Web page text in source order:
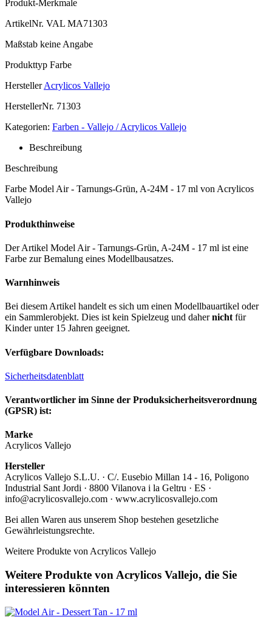
Produkt-Merkmale
ArtikelNr. VAL MA71303
Maßstab keine Angabe
Produkttyp Farbe
Hersteller Acrylicos Vallejo
HerstellerNr. 71303
Kategorien: Farben - Vallejo / Acrylicos Vallejo
Beschreibung
Beschreibung
Farbe Model Air - Tarnungs-Grün, A-24M - 17 ml von Acrylicos
Vallejo
Produkthinweise
Der Artikel Model Air - Tarnungs-Grün, A-24M - 17 ml ist eine
Farbe zur Bemalung eines Modellbausatzes.
Warnhinweis
Bei diesem Artikel handelt es sich um einen Modellbauartikel oder
ein Sammlerobjekt. Dies ist kein Spielzeug und dahernicht für
Kinder unter 15 Jahren geeignet.
Verfügbare Downloads:
Sicherheitsdatenblatt
Verantwortlicher im Sinne der Produksicherheitsverordnung
(GPSR) ist:
Marke
Acrylicos Vallejo
Hersteller
Acrylicos Vallejo S.L.U. · C/. Eusebio Millan 14 - 16, Poligono
Industrial Sant Jordi · 8800 Vilanova i la Geltru · ES ·
info@acrylicosvallejo.com · www.acrylicosvallejo.com
Bei allen Waren aus unserem Shop bestehen gesetzliche
Gewährleistungsrechte.
Weitere Produkte von Acrylicos Vallejo
Weitere Produkte von Acrylicos Vallejo, die Sie
interessieren könnten